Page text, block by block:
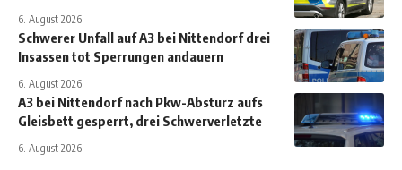
6. August 2026
Schwerer Unfall auf A3 bei Nittendorf drei
Insassen tot Sperrungen andauern
6. August 2026
A3 bei Nittendorf nach Pkw-Absturz aufs
Gleisbett gesperrt, drei Schwerverletzte
6. August 2026